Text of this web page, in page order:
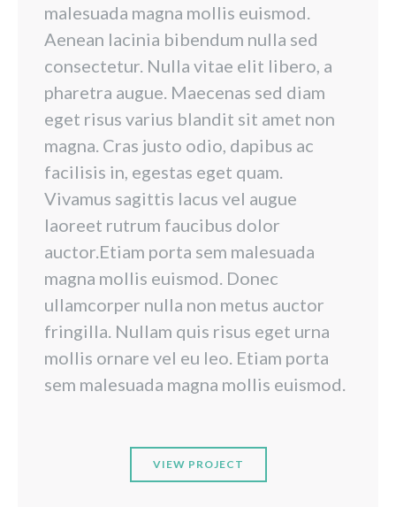
malesuada magna mollis euismod.
Aenean lacinia bibendum nulla sed
consectetur. Nulla vitae elit libero, a
pharetra augue. Maecenas sed diam
eget risus varius blandit sit amet non
magna. Cras justo odio, dapibus ac
facilisis in, egestas eget quam.
Vivamus sagittis lacus vel augue
laoreet rutrum faucibus dolor
auctor.Etiam porta sem malesuada
magna mollis euismod. Donec
ullamcorper nulla non metus auctor
fringilla. Nullam quis risus eget urna
mollis ornare vel eu leo. Etiam porta
sem malesuada magna mollis euismod.
VIEW PROJECT